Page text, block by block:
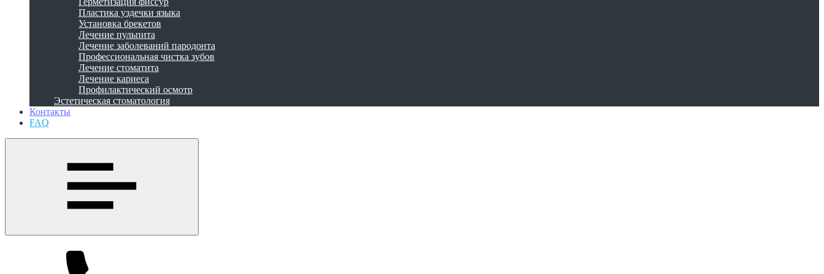
Пластика уздечки языка
Установка брекетов
Лечение пульпита
Лечение заболеваний пародонта
Профессиональная чистка зубов
Лечение стоматита
Лечение кариеса
Профилактический осмотр
Эстетическая стоматология
Контакты
FAQ